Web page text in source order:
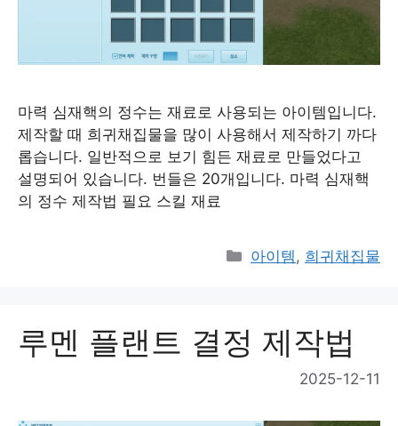
마력 심재핵의 정수는 재료로 사용되는 아이템입니다.
제작할 때 희귀채집물을 많이 사용해서 제작하기 까다
롭습니다. 일반적으로 보기 힘든 재료로 만들었다고
설명되어 있습니다. 번들은 20개입니다. 마력 심재핵
의 정수 제작법 필요 스킬 재료
Categories
아이템, 희귀채집물
루멘 플랜트 결정 제작법
2025-12-11